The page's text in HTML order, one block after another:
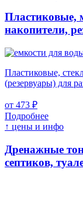
Пластиковые,
накопители,
Пластиковые,
(резервуары) для
от 473 ₽
Подробнее
↑ цены и инфо
Дренажные
септиков,